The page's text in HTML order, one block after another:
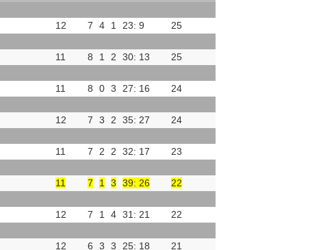
12 7 4 1 23: 9 25
11 8 1 2 30: 13 25
11 8 0 3 27: 16 24
12 7 3 2 35: 27 24
11 7 2 2 32: 17 23
11 7 1 3 39: 26 22
12 7 1 4 31: 21 22
12 6 3 3 25: 18 21